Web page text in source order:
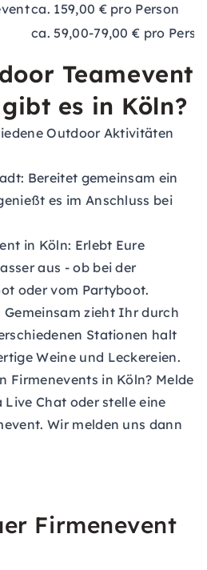
ca. 159,00 € pro Person
ca. 59,00-79,00 € pro
Teamevent
es in Köln?
Outdoor Aktivitäten
Bereitet gemeinsam ein
es im Anschluss bei
in Köln: Erlebt Eure
aus - ob bei der
oder vom Partyboot.
Gemeinsam zieht Ihr durch
Stationen halt
Weine und Leckereien.
Firmenevents in Köln? Melde
Live Chat oder stelle eine
. Wir melden uns dann
Firmenevent